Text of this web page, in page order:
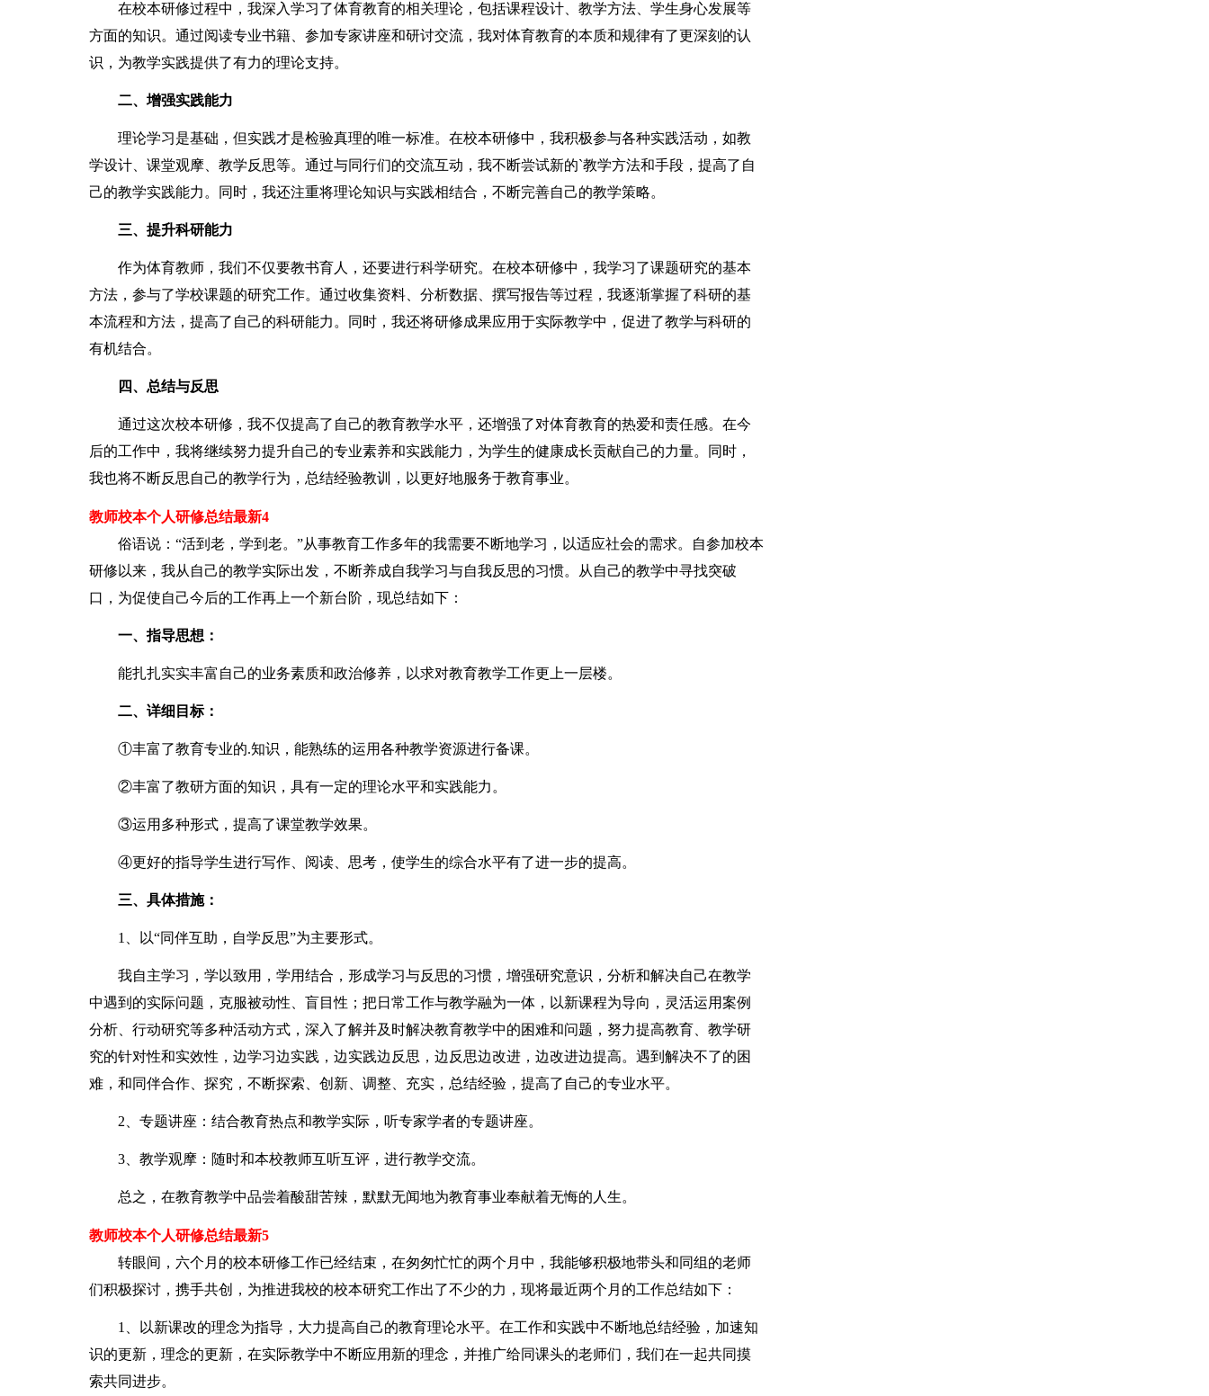
在校本研修过程中，我深入学习了体育教育的相关理论，包括课程设计、教学方法、学生身心发展等
方面的知识。通过阅读专业书籍、参加专家讲座和研讨交流，我对体育教育的本质和规律有了更深刻的认
识，为教学实践提供了有力的理论支持。
二、增强实践能力
理论学习是基础，但实践才是检验真理的唯一标准。在校本研修中，我积极参与各种实践活动，如教
学设计、课堂观摩、教学反思等。通过与同行们的交流互动，我不断尝试新的`教学方法和手段，提高了自
己的教学实践能力。同时，我还注重将理论知识与实践相结合，不断完善自己的教学策略。
三、提升科研能力
作为体育教师，我们不仅要教书育人，还要进行科学研究。在校本研修中，我学习了课题研究的基本
方法，参与了学校课题的研究工作。通过收集资料、分析数据、撰写报告等过程，我逐渐掌握了科研的基
本流程和方法，提高了自己的科研能力。同时，我还将研修成果应用于实际教学中，促进了教学与科研的
有机结合。
四、总结与反思
通过这次校本研修，我不仅提高了自己的教育教学水平，还增强了对体育教育的热爱和责任感。在今
后的工作中，我将继续努力提升自己的专业素养和实践能力，为学生的健康成长贡献自己的力量。同时，
我也将不断反思自己的教学行为，总结经验教训，以更好地服务于教育事业。
教师校本个人研修总结最新4
俗语说：“活到老，学到老。”从事教育工作多年的我需要不断地学习，以适应社会的需求。自参加校本
研修以来，我从自己的教学实际出发，不断养成自我学习与自我反思的习惯。从自己的教学中寻找突破
口，为促使自己今后的工作再上一个新台阶，现总结如下：
一、指导思想：
能扎扎实实丰富自己的业务素质和政治修养，以求对教育教学工作更上一层楼。
二、详细目标：
①丰富了教育专业的.知识，能熟练的运用各种教学资源进行备课。
②丰富了教研方面的知识，具有一定的理论水平和实践能力。
③运用多种形式，提高了课堂教学效果。
④更好的指导学生进行写作、阅读、思考，使学生的综合水平有了进一步的提高。
三、具体措施：
1、以“同伴互助，自学反思”为主要形式。
我自主学习，学以致用，学用结合，形成学习与反思的习惯，增强研究意识，分析和解决自己在教学
中遇到的实际问题，克服被动性、盲目性；把日常工作与教学融为一体，以新课程为导向，灵活运用案例
分析、行动研究等多种活动方式，深入了解并及时解决教育教学中的困难和问题，努力提高教育、教学研
究的针对性和实效性，边学习边实践，边实践边反思，边反思边改进，边改进边提高。遇到解决不了的困
难，和同伴合作、探究，不断探索、创新、调整、充实，总结经验，提高了自己的专业水平。
2、专题讲座：结合教育热点和教学实际，听专家学者的专题讲座。
3、教学观摩：随时和本校教师互听互评，进行教学交流。
总之，在教育教学中品尝着酸甜苦辣，默默无闻地为教育事业奉献着无悔的人生。
教师校本个人研修总结最新5
转眼间，六个月的校本研修工作已经结束，在匆匆忙忙的两个月中，我能够积极地带头和同组的老师
们积极探讨，携手共创，为推进我校的校本研究工作出了不少的力，现将最近两个月的工作总结如下：
1、以新课改的理念为指导，大力提高自己的教育理论水平。在工作和实践中不断地总结经验，加速知
识的更新，理念的更新，在实际教学中不断应用新的理念，并推广给同课头的老师们，我们在一起共同摸
索共同进步。